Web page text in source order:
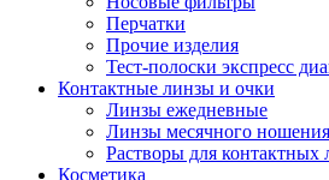
Перчатки
Прочие изделия
Тест-полоски экспресс
Контактные линзы и очки
Линзы ежедневные
Линзы месячного ношения
Растворы для контактных
Косметика